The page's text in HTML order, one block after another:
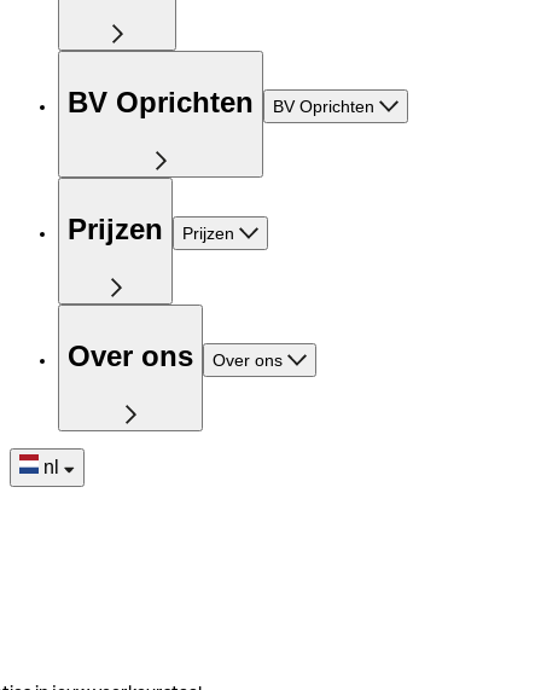
BV Oprichten BV Oprichten
Prijzen Prijzen
Over ons Over ons
nl